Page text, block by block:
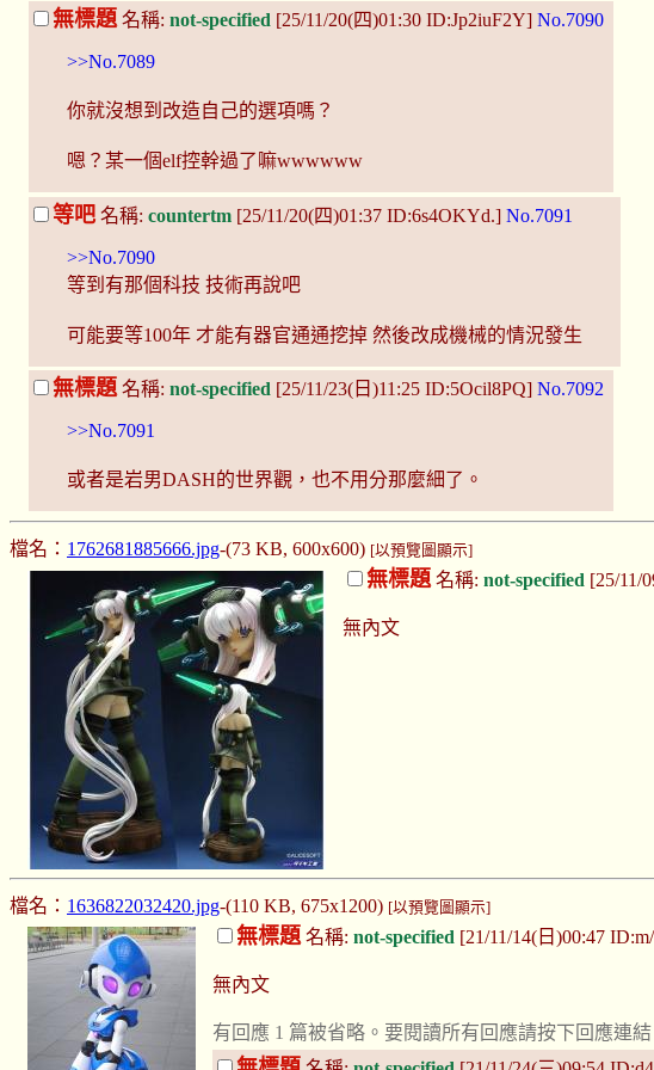
無標題 名稱: not-specified [25/11/20(四)01:30 ID:Jp2iuF2Y] No.7090
>>No.7089
你就沒想到改造自己的選項嗎？
嗯？某一個elf控幹過了嘛wwwwww
等吧 名稱: countertm [25/11/20(四)01:37 ID:6s4OKYd.] No.7091
>>No.7090
等到有那個科技 技術再說吧
可能要等100年 才能有器官通通挖掉 然後改成機械的情況發生
無標題名稱: not-specified [25/11/23(日)11:25 ID:5Ocil8PQ] No.7092
>>No.7091
或者是岩男DASH的世界觀，也不用分那麼細了。
檔名： 1762681885666.jpg-(73 KB, 600x600) [以預覽圖顯示]
無標題名稱:not-specified [25/11/
無內文
檔名： 1636822032420.jpg-(110 KB, 675x1200) [以預覽圖顯示]
無標題 名稱:not-specified [21/11/14(日)00:47
無內文
有回應 1 篇被省略。要閱讀所有回應請按下回應連結